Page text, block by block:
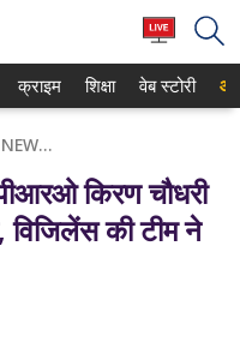
क्राइम शिक्षा वेब स्टोरी
MATHURA NEWS : डीपीआरओ किरण चौधरी रिश्वत लेते रंगे हाथों गिरफ्तार, विजिलेंस की टीम ने की बड़ी कार्रवाई
किरण चौधरी
विजिलेंस की टीम ने